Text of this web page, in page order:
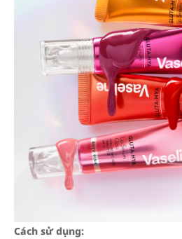
Cách sử dụng: